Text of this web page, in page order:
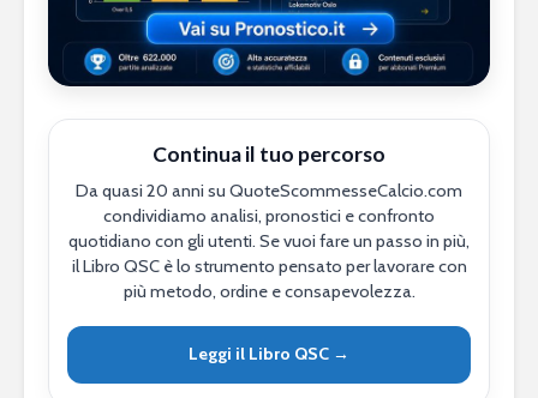
Continua il tuo percorso
Da quasi 20 anni su QuoteScommesseCalcio.com
condividiamo analisi, pronostici e confronto
quotidiano con gli utenti. Se vuoi fare un passo in più,
il Libro QSC è lo strumento pensato per lavorare con
più metodo, ordine e consapevolezza.
Leggi il Libro QSC →